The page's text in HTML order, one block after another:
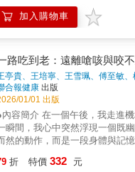
稠，純淨無負擔。• 營養均衡
測技巧，確保安全無虞。這不
加入購物車
路吃到老：遠離嗆咳與咬
亭貴、王培寧、王雪珮、傅至敏
合報健康 出版
01/01 出版
內容簡介 在一個午後，我走進
瞬間，我心中突然浮現一個既幽
然的動作，而是一段身體與記
大」，用餐在生活中扮演著重
折 特價 332 元